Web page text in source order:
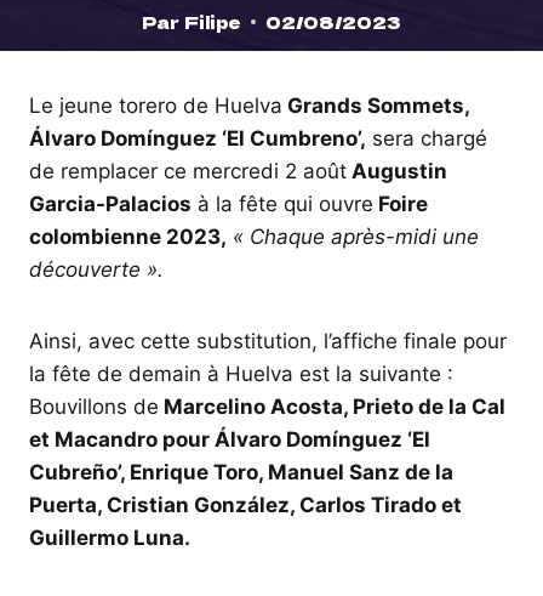
Par Filipe 02/08/2023
Le jeune torero de Huelva Grands Sommets,
Álvaro Domínguez ‘El Cumbreno’, sera chargé
de remplacer ce mercredi 2 août Augustin
Garcia-Palacios à la fête qui ouvre Foire
colombienne 2023, « Chaque après-midi une
découverte ».
Ainsi, avec cette substitution, l’affiche finale pour
la fête de demain à Huelva est la suivante :
Bouvillons de Marcelino Acosta, Prieto de la Cal
et Macandro pour Álvaro Domínguez ‘El
Cubreño’, Enrique Toro, Manuel Sanz de la
Puerta, Cristian González, Carlos Tirado et
Guillermo Luna.